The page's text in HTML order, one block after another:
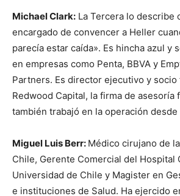
Michael Clark: La Tercera lo describe
encargado de convencer a Heller
parecía estar caída». Es hincha azul y
en empresas como Penta, BBVA y
Partners. Es director ejecutivo y socio
Redwood Capital, la firma de asesoría
también trabajó en la operación
Miguel Luis Berr: Médico cirujano de
Chile, Gerente Comercial del Hospital
Universidad de Chile y Magister en
e instituciones de Salud. Ha ejercido